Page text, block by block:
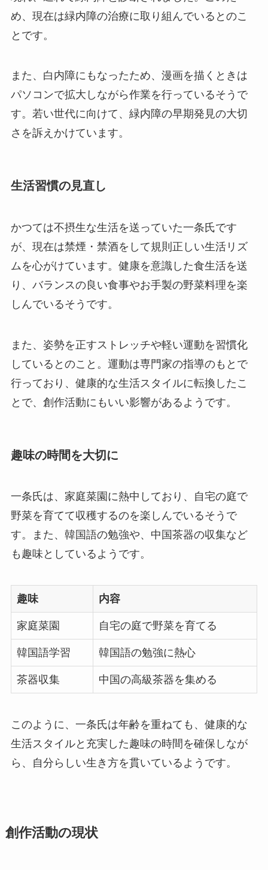
め、現在は緑内障の治療に取り組んでいるとのこ
とです。
また、白内障にもなったため、漫画を描くときは
パソコンで拡大しながら作業を行っているそうで
す。若い世代に向けて、緑内障の早期発見の大切
さを訴えかけています。
生活習慣の見直し
かつては不摂生な生活を送っていた一条氏です
が、現在は禁煙・禁酒をして規則正しい生活リズ
ムを心がけています。健康を意識した食生活を送
り、バランスの良い食事やお手製の野菜料理を楽
しんでいるそうです。
また、姿勢を正すストレッチや軽い運動を習慣化
しているとのこと。運動は専門家の指導のもとで
行っており、健康的な生活スタイルに転換したこ
とで、創作活動にもいい影響があるようです。
趣味の時間を大切に
一条氏は、家庭菜園に熱中しており、自宅の庭で
野菜を育てて収穫するのを楽しんでいるそうで
す。また、韓国語の勉強や、中国茶器の収集など
も趣味としているようです。
趣味 内容
家庭菜園 自宅の庭で野菜を育てる
韓国語学習 韓国語の勉強に熱心
茶器収集 中国の高級茶器を集める
このように、一条氏は年齢を重ねても、健康的な
生活スタイルと充実した趣味の時間を確保しなが
ら、自分らしい生き方を貫いているようです。
創作活動の現状